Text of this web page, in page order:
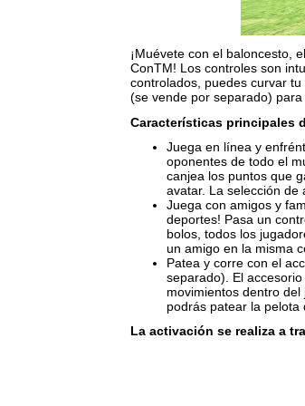
¡Muévete con el baloncesto,
ConTM! Los controles son
controlados, puedes curvar
(se vende por separado)
Características principales
Juega en línea y
oponentes de todo el
canjea los puntos que
avatar. La selección de
Juega con amigos y
deportes! Pasa un
bolos, todos los
un amigo en la misma
Patea y corre con el
separado). El
movimientos dentro
podrás patear la pelota
La activación se realiza a